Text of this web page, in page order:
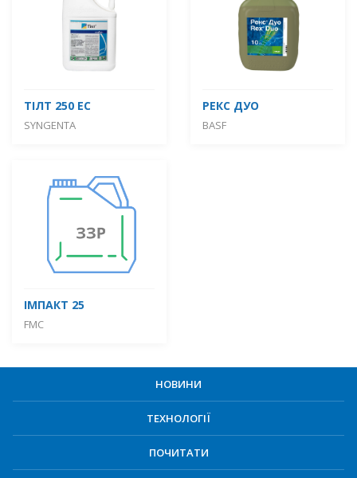
ТІЛТ 250 ЕС
SYNGENTA
РЕКС ДУО
BASF
ІМПАКТ 25
FMC
НОВИНИ
ТЕХНОЛОГІЇ
ПОЧИТАТИ